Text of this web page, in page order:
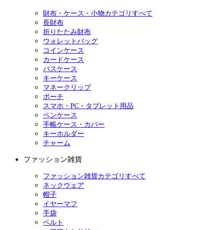
財布・ケース・小物カテゴリすべて
長財布
折りたたみ財布
ウォレットバッグ
コインケース
カードケース
パスケース
キーケース
マネークリップ
ポーチ
スマホ・PC・タブレット用品
ペンケース
手帳ケース・カバー
キーホルダー
チャーム
ファッション雑貨
ファッション雑貨カテゴリすべて
ネックウェア
帽子
イヤーマフ
手袋
ベルト